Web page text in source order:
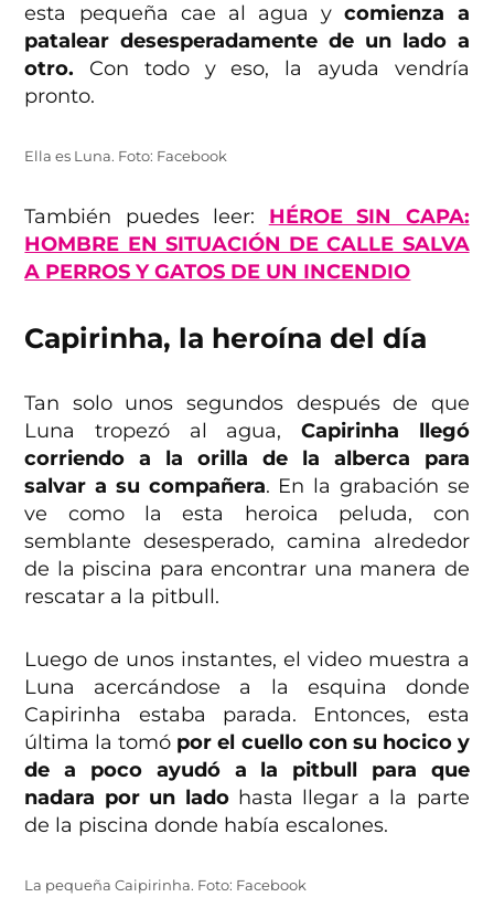
esta pequeña cae al agua y comienza a
patalear desesperadamente de un lado a
otro. Con todo y eso, la ayuda vendría
pronto.
Ella es Luna. Foto: Facebook
También puedes leer: HÉROE SIN CAPA:
HOMBRE EN SITUACIÓN DE CALLE SALVA
A PERROS Y GATOS DE UN INCENDIO
Capirinha, la heroína del día
Tan solo unos segundos después de que
Luna tropezó al agua, Capirinha llegó
corriendo a la orilla de la alberca para
salvar a su compañera. En la grabación se
ve como la esta heroica peluda, con
semblante desesperado, camina alrededor
de la piscina para encontrar una manera de
rescatar a la pitbull.
Luego de unos instantes, el video muestra a
Luna acercándose a la esquina donde
Capirinha estaba parada. Entonces, esta
última la tomó por el cuello con su hocico y
de a poco ayudó a la pitbull para que
nadara por un ladohasta llegar a la parte
de la piscina donde había escalones.
La pequeña Caipirinha. Foto: Facebook